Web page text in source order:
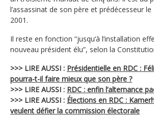
l’assassinat de son père et prédécesseur
2001.
Il reste en fonction “jusqu‘à l’installation
nouveau président élu”, selon la
>>> LIRE AUSSI : Présidentielle en RDC :
pourra-t-il faire mieux que son père ?
>>> LIRE AUSSI : RDC : enfin l’alternance
>>> LIRE AUSSI : Élections en RDC :
veulent défier la commission électorale